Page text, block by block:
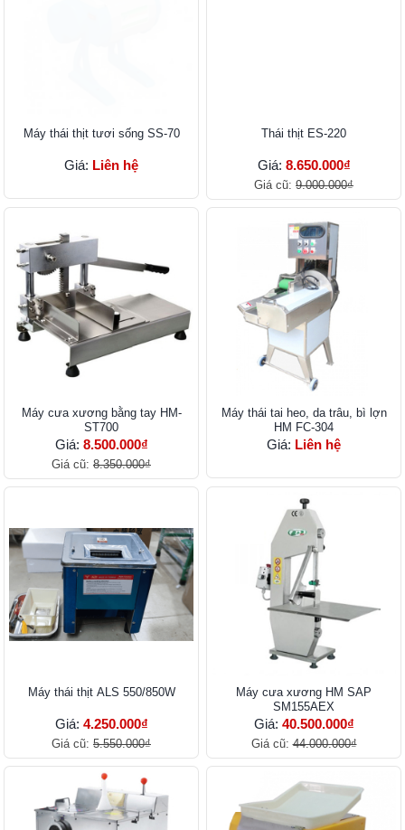
Máy thái thịt tươi sống SS-70
Giá: Liên hệ
Thái thịt ES-220
Giá: 8.650.000₫
Giá cũ: 9.000.000₫
Máy cưa xương bằng tay HM-
ST700
Giá: 8.500.000₫
Giá cũ: 8.350.000₫
Máy thái tai heo, da trâu, bì lợn
HM FC-304
Giá: Liên hệ
Máy thái thịt ALS 550/850W
Giá: 4.250.000₫
Giá cũ: 5.550.000₫
Máy cưa xương HM SAP
SM155AEX
Giá: 40.500.000₫
Giá cũ:44.000.000₫